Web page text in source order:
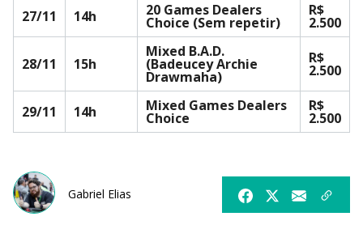
27/11
14h 20 Games Dealers
Choice (Sem repetir)
R$
2.500
28/11 15h
Mixed B.A.D.
(Badeucey Archie
Drawmaha)
R$
2.500
29/11 14h Mixed Games Dealers
Choice
R$
2.500
Gabriel Elias